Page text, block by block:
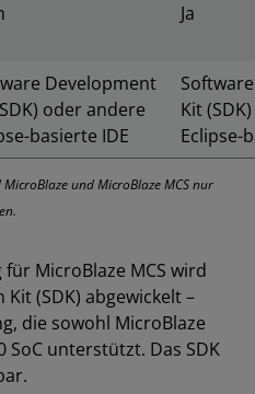
Ja
Development
oder andere
basierte IDE
Kit
Eclipse-
MicroBlaze und MicroBlaze MCS nur
MicroBlaze MCS wird
(SDK) abgewickelt –
die sowohl MicroBlaze
SoC unterstützt. Das SDK